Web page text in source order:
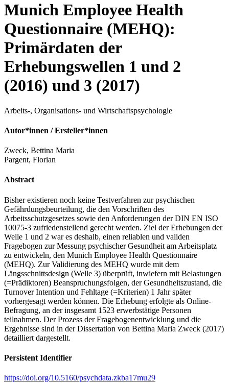
Munich Employee Health
Questionnaire (MEHQ):
Primärdaten der
Erhebungswellen 1 und 2
(2016) und 3 (2017)
Arbeits-, Organisations- und Wirtschaftspsychologie
Autor*innen / Ersteller*innen
Zweck, Bettina Maria
Pargent, Florian
Abstract
Bisher existieren noch keine Testverfahren zur psychischen
Gefährdungsbeurteilung, die den Vorschriften des
Arbeitsschutzgesetzes sowie den Anforderungen der DIN EN ISO
10075-3 zufriedenstellend gerecht werden. Ziel der Erhebungen der
Welle 1 und 2 war es deshalb, einen reliablen und validen
Fragebogen zur Messung psychischer Gesundheit am Arbeitsplatz
zu entwickeln, den Munich Employee Health Questionnaire
(MEHQ). Zur Validierung des MEHQ wurde mit dem
Längsschnittsdesign (Welle 3) überprüft, inwiefern mit Belastungen
(=Prädiktoren) Beanspruchungsfolgen, der Gesundheitszustand, die
Turnover Intention und Fehltage (=Kriterien) 1 Jahr später
vorhergesagt werden können. Die Erhebung erfolgte als Online-
Befragung, an der insgesamt 1523 erwerbstätige Personen
teilnahmen. Der Prozess der Fragebogenentwicklung und die
Ergebnisse sind in der Dissertation von Bettina Maria Zweck (2017)
detailliert dargestellt.
Persistent Identifier
https://doi.org/10.5160/psychdata.zkba17mu29